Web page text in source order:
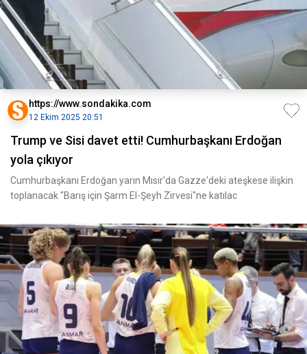
https://www.sondakika.com
12 Ekim 2025 20:51
Trump ve Sisi davet etti! Cumhurbaşkanı Erdoğan
yola çıkıyor
Cumhurbaşkanı Erdoğan yarın Mısır'da Gazze'deki ateşkese ilişkin
toplanacak "Barış için Şarm El-Şeyh Zirvesi"ne katılac